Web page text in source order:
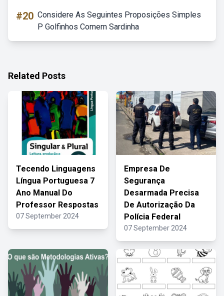
#20 Considere As Seguintes Proposições Simples
P Golfinhos Comem Sardinha
Related Posts
Tecendo Linguagens
Língua Portuguesa 7
Ano Manual Do
Professor Respostas
07 September 2024
Empresa De
Segurança
Desarmada Precisa
De Autorização Da
Polícia Federal
07 September 2024